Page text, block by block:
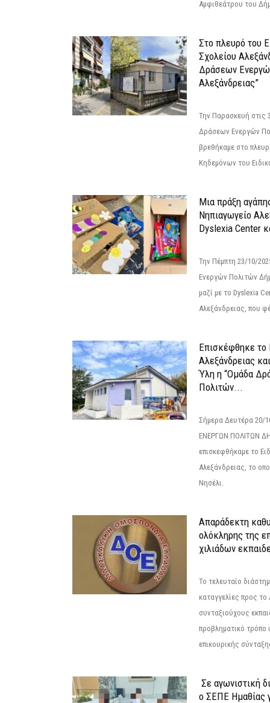
Αμφιθεάτρου του
Στο πλευρό του
Σχολείου
Δράσεων
Αλεξάνδρειας”
Την Παρασκευή
Δράσεων Ενεργών
βρεθήκαμε στο
Κηδεμόνων του
Μια πράξη
Νηπιαγωγείο
Dyslexia Center
Την Πέμπτη 23/10/
Ενεργών Πολιτών
μαζί με το Dyslexia
Αλεξάνδρειας, που
Επισκέφθηκε το
Αλεξάνδρειας
Ύλη η “Ομάδα
Πολιτών...
Σήμερα Δευτέρα
ΕΝΕΡΓΩΝ ΠΟΛΙΤΩΝ
επισκεφθήκαμε το
Αλεξάνδρειας, το
Νησέλι.
Απαράδεκτη
ολόκληρης της
χιλιάδων
Το τελευταίο
καταγγελίες προς
συνταξιούχους
προβληματικό τρόπο
επικουρικής
Σε αγωνιστική
ο ΣΕΠΕ Ημαθίας